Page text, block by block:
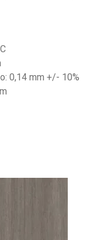
0,14 mm +/- 10%